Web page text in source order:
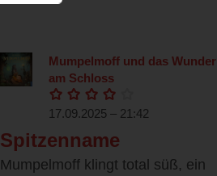
Mumpelmoff und das Wunder
am Schloss
17.09.2025 – 21:42
Spitzenname
Mumpelmoff klingt total süß, ein